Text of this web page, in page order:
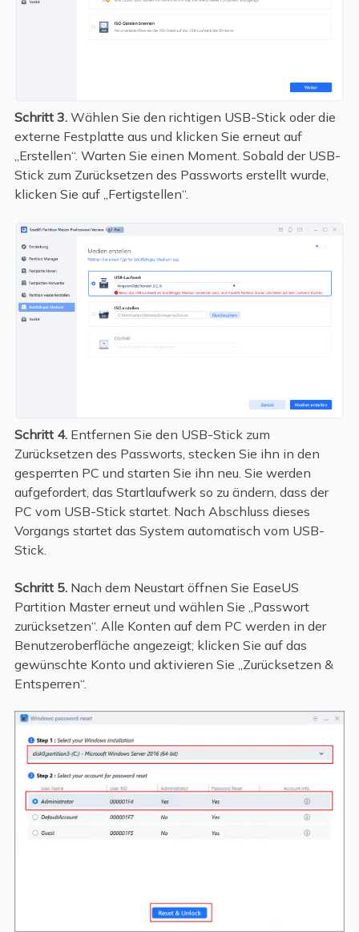
Schritt 3.Wählen Sie den richtigen USB-Stick oder die
externe Festplatte aus und klicken Sie erneut auf
„Erstellen“. Warten Sie einen Moment. Sobald der USB-
Stick zum Zurücksetzen des Passworts erstellt wurde,
klicken Sie auf „Fertigstellen“.
Schritt 4.Entfernen Sie den USB-Stick zum
Zurücksetzen des Passworts, stecken Sie ihn in den
gesperrten PC und starten Sie ihn neu. Sie werden
aufgefordert, das Startlaufwerk so zu ändern, dass der
PC vom USB-Stick startet. Nach Abschluss dieses
Vorgangs startet das System automatisch vom USB-
Stick.
Schritt 5.Nach dem Neustart öffnen Sie EaseUS
Partition Master erneut und wählen Sie „Passwort
zurücksetzen“. Alle Konten auf dem PC werden in der
Benutzeroberfläche angezeigt; klicken Sie auf das
gewünschte Konto und aktivieren Sie „Zurücksetzen &
Entsperren“.